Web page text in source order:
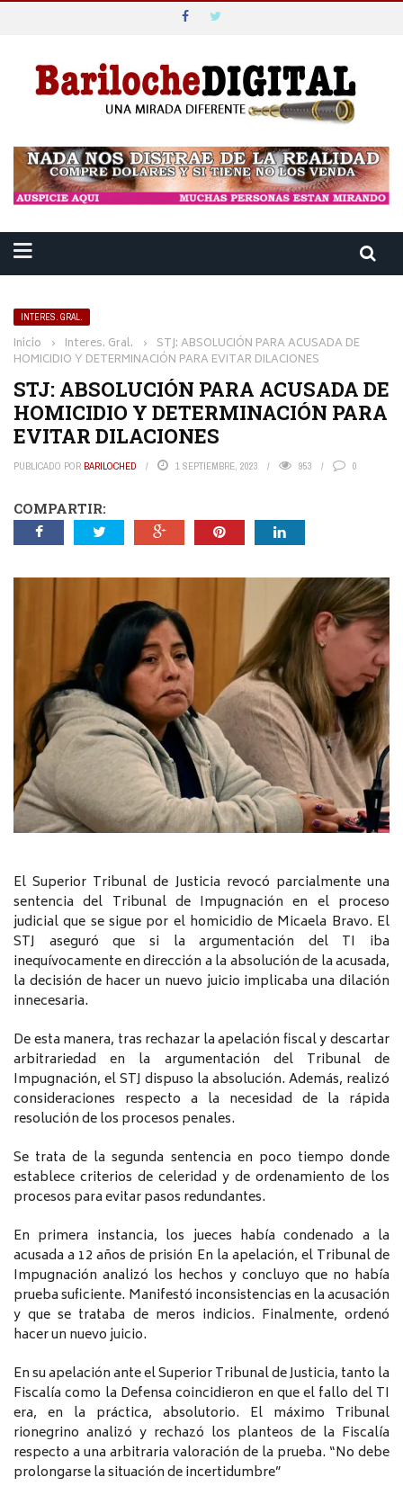
INTERES. GRAL.
Inicio › Interes. Gral. › STJ: ABSOLUCIÓN PARA ACUSADA DE
HOMICIDIO Y DETERMINACIÓN PARA EVITAR DILACIONES
STJ: ABSOLUCIÓN PARA ACUSADA DE
HOMICIDIO Y DETERMINACIÓN PARA
EVITAR DILACIONES
PUBLICADO POR BARILOCHED 1 SEPTIEMBRE, 2023 953 0
COMPARTIR:
El Superior Tribunal de Justicia revocó parcialmente una
sentencia del Tribunal de Impugnación en el proceso
judicial que se sigue por el homicidio de Micaela Bravo. El
STJ aseguró que si la argumentación del TI iba
inequívocamente en dirección a la absolución de la acusada,
la decisión de hacer un nuevo juicio implicaba una dilación
innecesaria.
De esta manera, tras rechazar la apelación fiscal y descartar
arbitrariedad en la argumentación del Tribunal de
Impugnación, el STJ dispuso la absolución. Además, realizó
consideraciones respecto a la necesidad de la rápida
resolución de los procesos penales.
Se trata de la segunda sentencia en poco tiempo donde
establece criterios de celeridad y de ordenamiento de los
procesos para evitar pasos redundantes.
En primera instancia, los jueces había condenado a la
acusada a 12 años de prisión En la apelación, el Tribunal de
Impugnación analizó los hechos y concluyo que no había
prueba suficiente. Manifestó inconsistencias en la acusación
y que se trataba de meros indicios. Finalmente, ordenó
hacer un nuevo juicio.
En su apelación ante el Superior Tribunal de Justicia, tanto la
Fiscalía como la Defensa coincidieron en que el fallo del TI
era, en la práctica, absolutorio. El máximo Tribunal
rionegrino analizó y rechazó los planteos de la Fiscalía
respecto a una arbitraria valoración de la prueba. “No debe
prolongarse la situación de incertidumbre”